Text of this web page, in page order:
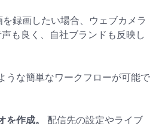
録画したい場合、ウェブカメラ
も良く、自社ブランドも反映し
うな簡単なワークフローが可能で
作成。 配信先の設定やライブ